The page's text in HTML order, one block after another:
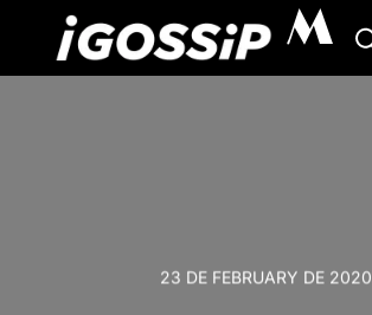
M
23 DE FEBRUARY DE 2020